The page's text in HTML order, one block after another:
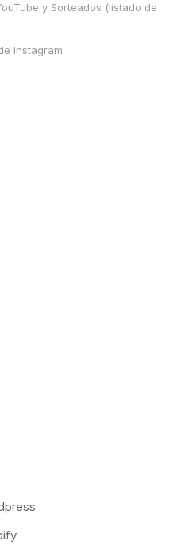
y Sorteados (listado de
Instagram